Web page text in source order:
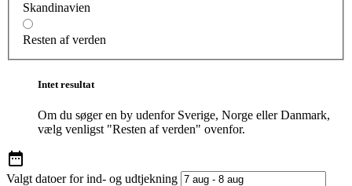
Skandinavien
Resten af verden
Intet resultat
Om du søger en by udenfor Sverige, Norge eller Danmark,
vælg venligst "Resten af verden" ovenfor.
Valgt datoer for ind- og udtjekning